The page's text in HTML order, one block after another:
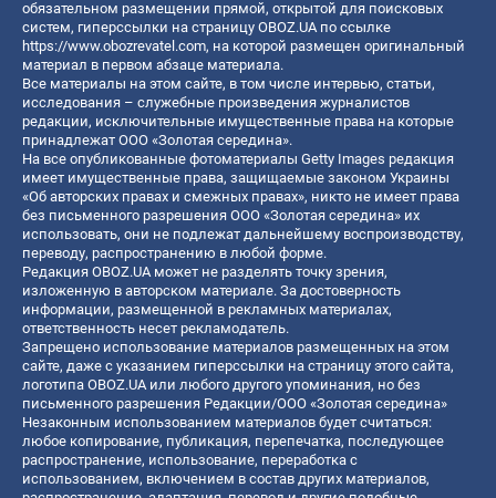
обязательном размещении прямой, открытой для поисковых
систем, гиперссылки на страницу OBOZ.UA по ссылке
https://www.obozrevatel.com, на которой размещен оригинальный
материал в первом абзаце материала.
Все материалы на этом сайте, в том числе интервью, статьи,
исследования – служебные произведения журналистов
редакции, исключительные имущественные права на которые
принадлежат ООО «Золотая середина».
На все опубликованные фотоматериалы Getty Images редакция
имеет имущественные права, защищаемые законом Украины
«Об авторских правах и смежных правах», никто не имеет права
без письменного разрешения ООО «Золотая середина» их
использовать, они не подлежат дальнейшему воспроизводству,
переводу, распространению в любой форме.
Редакция OBOZ.UA может не разделять точку зрения,
изложенную в авторском материале. За достоверность
информации, размещенной в рекламных материалах,
ответственность несет рекламодатель.
Запрещено использование материалов размещенных на этом
сайте, даже с указанием гиперссылки на страницу этого сайта,
логотипа OBOZ.UA или любого другого упоминания, но без
письменного разрешения Редакции/ООО «Золотая середина»
Незаконным использованием материалов будет считаться:
любое копирование, публикация, перепечатка, последующее
распространение, использование, переработка с
использованием, включением в состав других материалов,